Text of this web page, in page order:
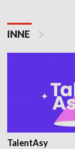
INNE
TalentAsy